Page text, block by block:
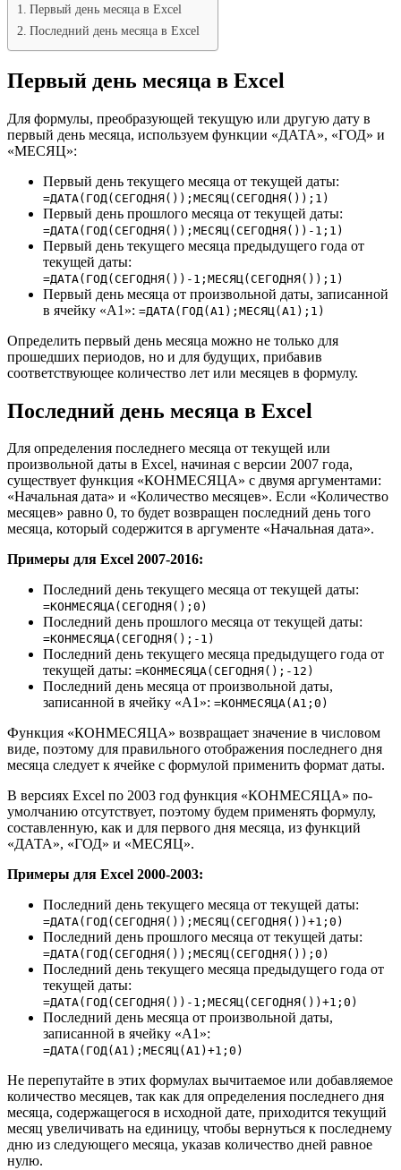
Первый день месяца в Excel
Последний день месяца в Excel
Первый день месяца в Excel
Для формулы, преобразующей текущую или другую дату в
первый день месяца, используем функции «ДАТА», «ГОД» и
«МЕСЯЦ»:
Первый день текущего месяца от текущей даты:
=ДАТА(ГОД(СЕГОДНЯ());МЕСЯЦ(СЕГОДНЯ());1)
Первый день прошлого месяца от текущей даты:
=ДАТА(ГОД(СЕГОДНЯ());МЕСЯЦ(СЕГОДНЯ())-1;1)
Первый день текущего месяца предыдущего года от
текущей даты:
=ДАТА(ГОД(СЕГОДНЯ())-1;МЕСЯЦ(СЕГОДНЯ());1)
Первый день месяца от произвольной даты, записанной
в ячейку «A1»: =ДАТА(ГОД(A1);МЕСЯЦ(A1);1)
Определить первый день месяца можно не только для
прошедших периодов, но и для будущих, прибавив
соответствующее количество лет или месяцев в формулу.
Последний день месяца в Excel
Для определения последнего месяца от текущей или
произвольной даты в Excel, начиная с версии 2007 года,
существует функция «КОНМЕСЯЦА» с двумя аргументами:
«Начальная дата» и «Количество месяцев». Если «Количество
месяцев» равно 0, то будет возвращен последний день того
месяца, который содержится в аргументе «Начальная дата».
Примеры для Excel 2007-2016:
Последний день текущего месяца от текущей даты:
=КОНМЕСЯЦА(СЕГОДНЯ();0)
Последний день прошлого месяца от текущей даты:
=КОНМЕСЯЦА(СЕГОДНЯ();-1)
Последний день текущего месяца предыдущего года от
текущей даты: =КОНМЕСЯЦА(СЕГОДНЯ();-12)
Последний день месяца от произвольной даты,
записанной в ячейку «A1»: =КОНМЕСЯЦА(A1;0)
Функция «КОНМЕСЯЦА» возвращает значение в числовом
виде, поэтому для правильного отображения последнего дня
месяца следует к ячейке с формулой применить формат даты.
В версиях Excel по 2003 год функция «КОНМЕСЯЦА» по-
умолчанию отсутствует, поэтому будем применять формулу,
составленную, как и для первого дня месяца, из функций
«ДАТА», «ГОД» и «МЕСЯЦ».
Примеры для Excel 2000-2003:
Последний день текущего месяца от текущей даты:
=ДАТА(ГОД(СЕГОДНЯ());МЕСЯЦ(СЕГОДНЯ())+1;0)
Последний день прошлого месяца от текущей даты:
=ДАТА(ГОД(СЕГОДНЯ());МЕСЯЦ(СЕГОДНЯ());0)
Последний день текущего месяца предыдущего года от
текущей даты:
=ДАТА(ГОД(СЕГОДНЯ())-1;МЕСЯЦ(СЕГОДНЯ())+1;0)
Последний день месяца от произвольной даты,
записанной в ячейку «A1»:
=ДАТА(ГОД(A1);МЕСЯЦ(A1)+1;0)
Не перепутайте в этих формулах вычитаемое или добавляемое
количество месяцев, так как для определения последнего дня
месяца, содержащегося в исходной дате, приходится текущий
месяц увеличивать на единицу, чтобы вернуться к последнему
дню из следующего месяца, указав количество дней равное
нулю.